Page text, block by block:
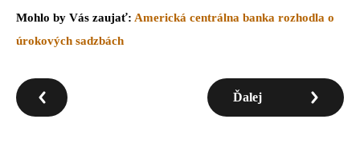
Mohlo by Vás zaujať: Americká centrálna banka rozhodla o
úrokových sadzbách
Ďalej